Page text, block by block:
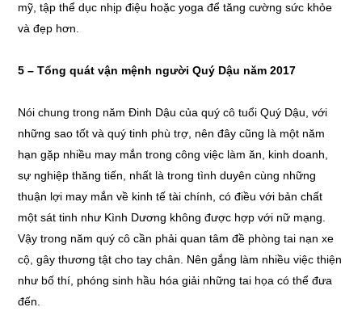
mỹ, tập thể dục nhịp điệu hoặc yoga để tăng cường sức khỏe
và đẹp hơn.
5 – Tổng quát vận mệnh người Quý Dậu năm 2017
Nói chung trong năm Đinh Dậu của quý cô tuổi Quý Dậu, với
những sao tốt và quý tinh phù trợ, nên đây cũng là một năm
hạn gặp nhiều may mắn trong công việc làm ăn, kinh doanh,
sự nghiệp thăng tiến, nhất là trong tình duyên cùng những
thuận lợi may mắn về kinh tế tài chính, có điều với bản chất
một sát tinh như Kình Dương không được hợp với nữ mạng.
Vậy trong năm quý cô cần phải quan tâm đề phòng tai nạn xe
cộ, gây thương tật cho tay chân. Nên gắng làm nhiều việc thiện
như bố thí, phóng sinh hầu hóa giải những tai họa có thể đưa
đến.